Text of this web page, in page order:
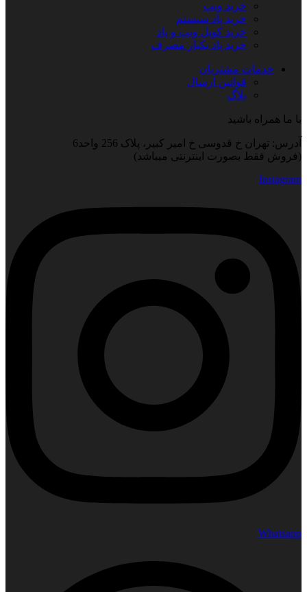
خرید ویپ
خرید پاد سیستم
خرید کویل ویپ و پاد
خرید پاد یکبار مصرف
خدمات مشتریان
قوانین ارسال
بلاگ
با ما همراه باشید
آدرس: تهران خ قدوسی خ امیر کبیر، پلاک 256 واحد6
(فروش فقط بصورت اینترنتی میباشد)
Instagram
Whatsapp